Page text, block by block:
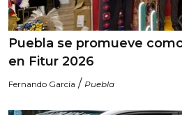
Puebla se promueve
en Fitur 2026
Fernando García / Puebla